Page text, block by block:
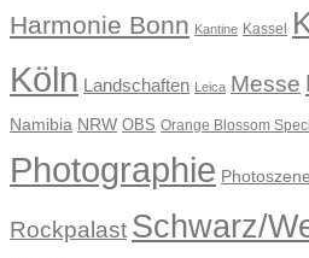
Harmonie Bonn Kantine Kassel
Köln Landschaften Leica Messe
Namibia NRW OBS Orange Blossom
Photographie Photoszene
Rockpalast Schwarz/